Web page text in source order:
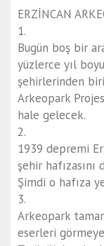
ERZİNCAN
1.
Bugün boş bir
yüzlerce yıl
şehirlerinden
Arkeopark
hale gelecek.
2.
1939 depremi
şehir
Şimdi o hafıza
3.
Arkeopark
eserleri